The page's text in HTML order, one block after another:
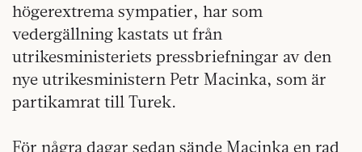
högerextrema sympatier, har som
vedergällning kastats ut från
utrikesministeriets pressbriefningar av den
nye utrikesministern Petr Macinka, som är
partikamrat till Turek.
För några dagar sedan sände Macinka en rad